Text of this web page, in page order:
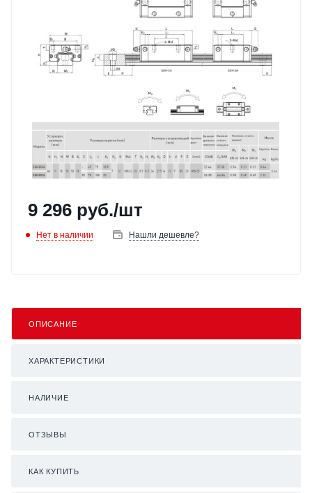
9 296 руб./шт
Нет в наличии Нашли дешевле?
ОПИСАНИЕ
ХАРАКТЕРИСТИКИ
НАЛИЧИЕ
ОТЗЫВЫ
КАК КУПИТЬ